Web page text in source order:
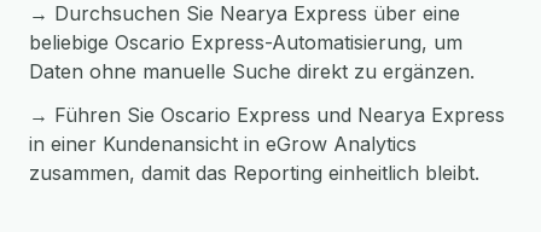
→ Durchsuchen Sie Nearya Express über eine
beliebige Oscario Express-Automatisierung, um
Daten ohne manuelle Suche direkt zu ergänzen.
→ Führen Sie Oscario Express und Nearya Express
in einer Kundenansicht in eGrow Analytics
zusammen, damit das Reporting einheitlich bleibt.